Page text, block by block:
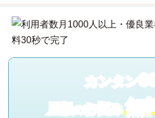
カンタン
屋根 の お悩み無